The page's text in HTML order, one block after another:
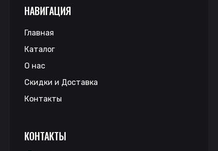
НАВИГАЦИЯ
Главная
Каталог
О нас
Скидки и Доставка
Контакты
КОНТАКТЫ